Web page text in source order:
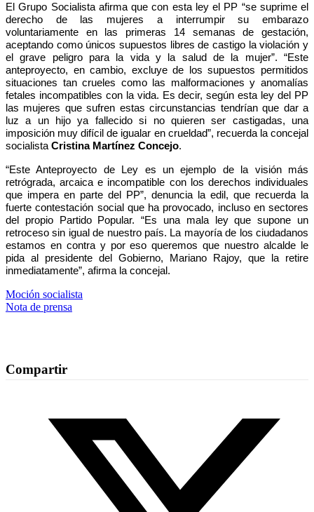
El Grupo Socialista afirma que con esta ley el PP “se suprime el
derecho de las mujeres a interrumpir su embarazo
voluntariamente en las primeras 14 semanas de gestación,
aceptando como únicos supuestos libres de castigo la violación y
el grave peligro para la vida y la salud de la mujer”. “Este
anteproyecto, en cambio, excluye de los supuestos permitidos
situaciones tan crueles como las malformaciones y anomalías
fetales incompatibles con la vida. Es decir, según esta ley del PP
las mujeres que sufren estas circunstancias tendrían que dar a
luz a un hijo ya fallecido si no quieren ser castigadas, una
imposición muy difícil de igualar en crueldad”, recuerda la concejal
socialista Cristina Martínez Concejo.
“Este Anteproyecto de Ley es un ejemplo de la visión más
retrógrada, arcaica e incompatible con los derechos individuales
que impera en parte del PP”, denuncia la edil, que recuerda la
fuerte contestación social que ha provocado, incluso en sectores
del propio Partido Popular. “Es una mala ley que supone un
retroceso sin igual de nuestro país. La mayoría de los ciudadanos
estamos en contra y por eso queremos que nuestro alcalde le
pida al presidente del Gobierno, Mariano Rajoy, que la retire
inmediatamente”, afirma la concejal.
Moción socialista
Nota de prensa
Compartir